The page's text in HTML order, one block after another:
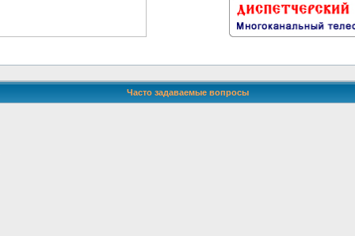
Часто задаваемые вопросы